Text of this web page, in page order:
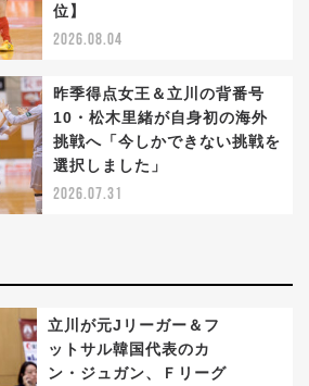
位】
2026.08.04
昨季得点女王＆立川の背番号
10・松木里緒が自身初の海外
挑戦へ「今しかできない挑戦を
選択しました」
2026.07.31
立川が元Jリーガー＆フ
ットサル韓国代表のカ
ン・ジュガン、Ｆリーグ